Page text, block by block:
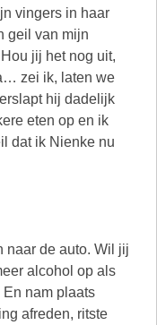
vingers in haar
geil van mijn
jij het nog uit,
zei ik, laten we
hij dadelijk
eten op en ik
dat ik Nienke nu
naar de auto. Wil jij
alcohol op als
nam plaats
afreden, ritste